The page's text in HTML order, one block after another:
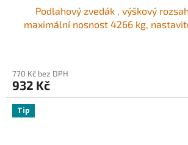
Podlahový zvedák , výškový
maximální nosnost 4266 kg,
ocelový teleskopický sloupek
770 Kč bez DPH
932 Kč
Tip